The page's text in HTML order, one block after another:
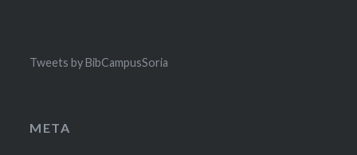
Tweets by BibCampusSoria
META